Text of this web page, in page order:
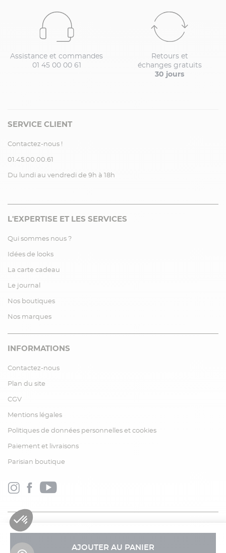
AJOUTER AU PANIER
Assistance et commandes
01 45 00 00 61
Retours et
échanges gratuits
30 jours
SERVICE CLIENT
Contactez-nous !
01.45.00.00.61
Du lundi au vendredi de 9h à 18h
L'EXPERTISE ET LES SERVICES
Qui sommes nous ?
Idées de looks
La carte cadeau
Le journal
Nos boutiques
Nos marques
INFORMATIONS
Contactez-nous
Plan du site
CGV
Mentions légales
Politiques de données personnelles et cookies
Paiement et livraisons
Parisian boutique